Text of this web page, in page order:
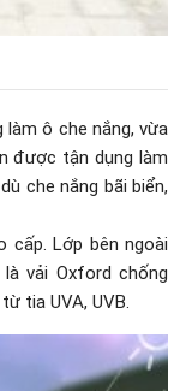
làm ô che nắng, vừa
được tận dụng làm
che nắng bãi biển,
cấp. Lớp bên ngoài
vải Oxford chống
tia UVA, UVB.